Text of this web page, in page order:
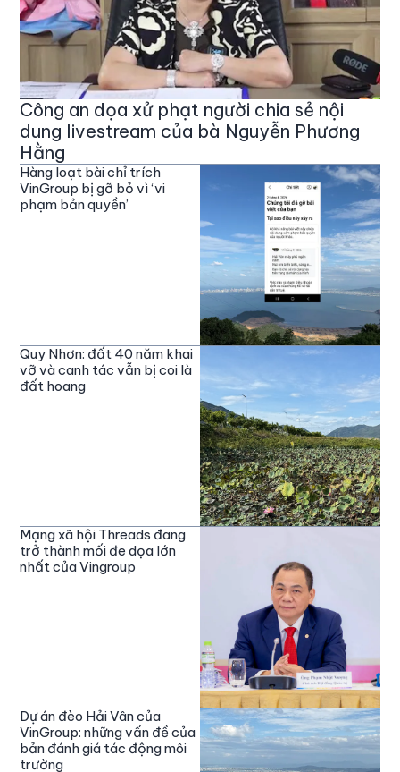
Công an dọa xử phạt người chia sẻ nội
dung livestream của bà Nguyễn Phương
Hằng
Hàng loạt bài chỉ trích
VinGroup bị gỡ bỏ vì ‘vi
phạm bản quyền’
Quy Nhơn: đất 40 năm khai
vỡ và canh tác vẫn bị coi là
đất hoang
Mạng xã hội Threads đang
trở thành mối đe dọa lớn
nhất của Vingroup
Dự án đèo Hải Vân của
VinGroup: những vấn đề của
bản đánh giá tác động môi
trường